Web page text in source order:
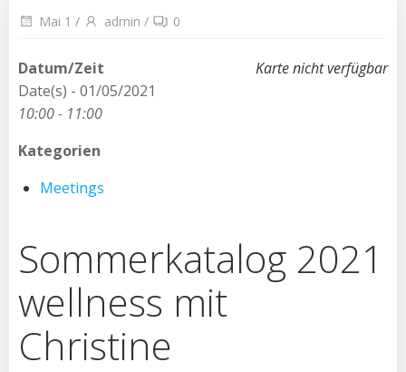
Mai 1 / admin / 0
Karte nicht verfügbar
Datum/Zeit
Date(s) - 01/05/2021
10:00 - 11:00
Kategorien
Meetings
Sommerkatalog 2021
wellness mit
Christine